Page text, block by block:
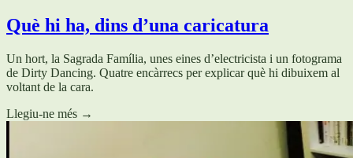
Què hi ha, dins d’una caricatura
Un hort, la Sagrada Família, unes eines d’electricista i un fotograma
de Dirty Dancing. Quatre encàrrecs per explicar què hi dibuixem al
voltant de la cara.
Llegiu-ne més →